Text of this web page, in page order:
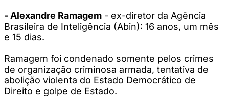
- Alexandre Ramagem - ex-diretor da Agência
Brasileira de Inteligência (Abin): 16 anos, um mês
e 15 dias.
Ramagem foi condenado somente pelos crimes
de organização criminosa armada, tentativa de
abolição violenta do Estado Democrático de
Direito e golpe de Estado.